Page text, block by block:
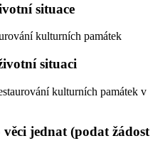
situace
kulturních památek
situaci
kulturních památek v
jednat (podat žádost